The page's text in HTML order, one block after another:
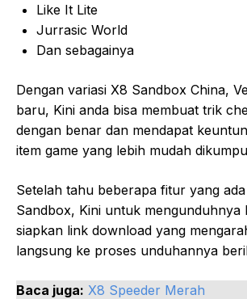
Like It Lite
Jurrasic World
Dan sebagainya
Dengan variasi X8 Sandbox China,
baru, Kini anda bisa membuat trik
dengan benar dan mendapat
item game yang lebih mudah
Setelah tahu beberapa fitur yang
Sandbox, Kini untuk mengunduhnya
siapkan link download yang
langsung ke proses unduhannya
Baca juga: X8 Speeder Merah